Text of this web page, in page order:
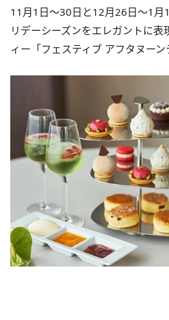
11月1日～30日と12月26日～1月
リデーシーズンをエレガントに
ィー「フェスティブ アフタヌーン